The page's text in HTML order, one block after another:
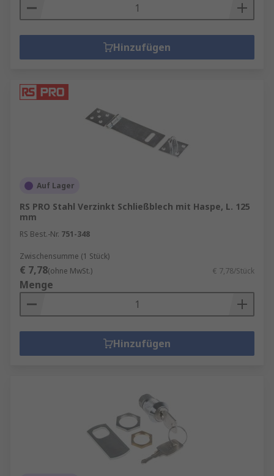
Hinzufügen
Auf Lager
RS PRO Stahl Verzinkt Schließblech mit Haspe, L. 125
mm
RS Best.-Nr. 751-348
Zwischensumme (1 Stück)
€ 7,78(ohne MwSt.) € 7,78/Stück
Menge
Hinzufügen